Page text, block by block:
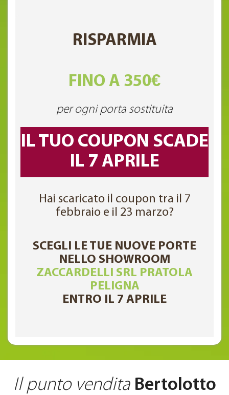
RISPARMIA
FINO A 350€
per ogni porta sostituita
IL TUO COUPON SCADE
IL 7 APRILE
Hai scaricato il coupon tra il 7
febbraio e il 23 marzo?
SCEGLI LE TUE NUOVE PORTE
NELLO SHOWROOM
ZACCARDELLI SRL PRATOLA
PELIGNA
ENTRO IL 7 APRILE
Il punto vendita Bertolotto